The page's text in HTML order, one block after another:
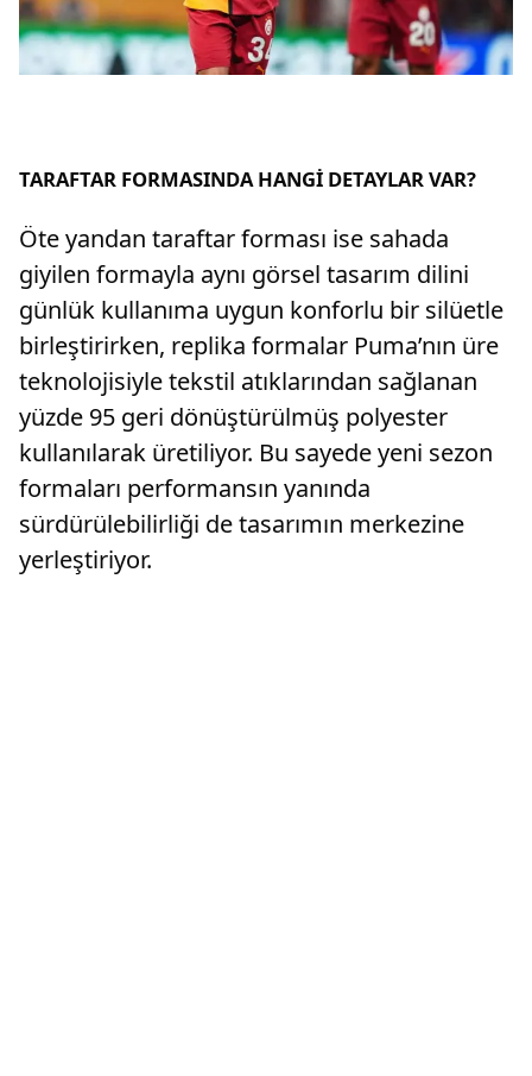
TARAFTAR FORMASINDA HANGİ DETAYLAR VAR?
Öte yandan taraftar forması ise sahada
giyilen formayla aynı görsel tasarım dilini
günlük kullanıma uygun konforlu bir silüetle
birleştirirken, replika formalar Puma’nın üre
teknolojisiyle tekstil atıklarından sağlanan
yüzde 95 geri dönüştürülmüş polyester
kullanılarak üretiliyor. Bu sayede yeni sezon
formaları performansın yanında
sürdürülebilirliği de tasarımın merkezine
yerleştiriyor.